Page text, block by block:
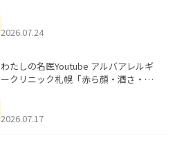
た。
2026.07.24
わたしの名医Youtube アルバアレルギ
ークリニック札幌「赤ら顔・酒さ・ニ
した。
2026.07.17